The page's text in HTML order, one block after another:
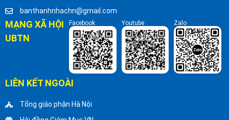
banthanhnhachn@gmail.com
MẠNG XÃ HỘI
UBTN
Facebook Youtube Zalo
LIÊN KẾT NGOÀI
Tổng giáo phận Hà Nội